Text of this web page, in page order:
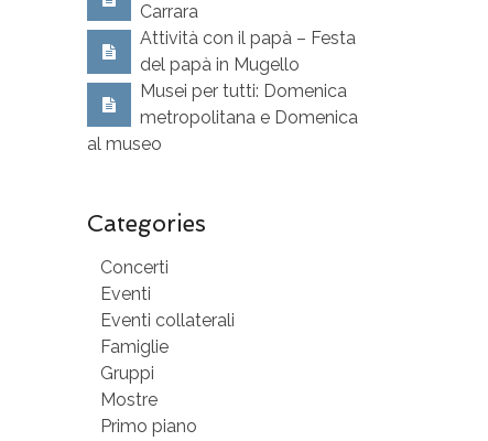
Carrara
Attività con il papà – Festa
del papà in Mugello
Musei per tutti: Domenica
metropolitana e Domenica
al museo
Categories
Concerti
Eventi
Eventi collaterali
Famiglie
Gruppi
Mostre
Primo piano